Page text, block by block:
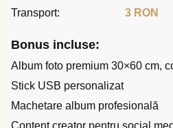
Transport:
3 RON
Bonus incluse:
Album foto premium 30×60 cm,
Stick USB personalizat
Machetare album profesională